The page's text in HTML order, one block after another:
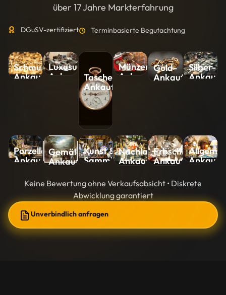
über 17 Jahre Markterfahrung
DGuSV-zertifiziert Terminbasierte Begutachtung
Schmuck-
Ankauf
Luxusuhren-
Ankauf
Taschenuhren-
Ankauf
Münzen-
Ankauf
Gold-
Ankauf
Silber-
Ankauf
Porzellan-
Ankauf
Gemälde-
Ankauf
Kunst &
Sammlungen-
Nachlass-
Ankauf
Erbschaft-
Ankauf Ankauf
Keine Bewertung ohne Verkaufsabsicht • Diskrete
Abwicklung garantiert
Unverbindlich anfragen